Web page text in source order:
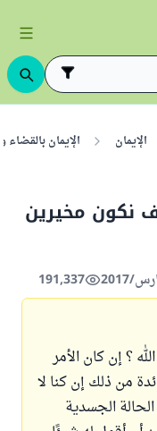
الإيمان الإيمان بالقضاء
نكون مخيرين
191,337
؟ إن كان الأمر
من ذلك إن كنا لا
الجسدية